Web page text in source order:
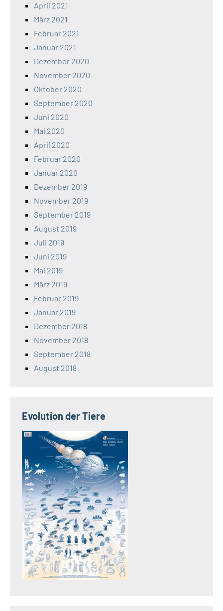
April 2021
März 2021
Februar 2021
Januar 2021
Dezember 2020
November 2020
Oktober 2020
September 2020
Juni 2020
Mai 2020
April 2020
Februar 2020
Januar 2020
Dezember 2019
November 2019
September 2019
August 2019
Juli 2019
Juni 2019
Mai 2019
März 2019
Februar 2019
Januar 2019
Dezember 2018
November 2018
September 2018
August 2018
Evolution der Tiere